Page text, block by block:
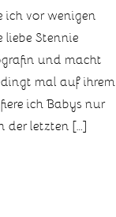
ich vor wenigen
liebe Stennie
und macht
mal auf ihrem
ich Babys nur
der letzten […]